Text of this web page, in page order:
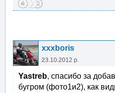
xxxboris
23.10.2012 р.
Yastreb, спасибо за
бугром (фото1и2), как